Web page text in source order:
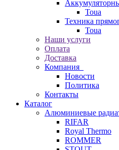
Toua
Техника
Toua
Наши услуги
Оплата
Доставка
Компания
Новости
Политика
Контакты
Каталог
Алюминиевые
RIFAR
Royal Thermo
ROMMER